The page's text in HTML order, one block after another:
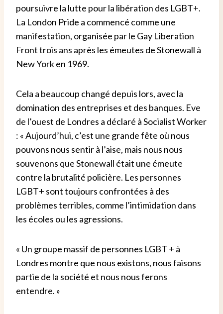
poursuivre la lutte pour la libération des LGBT+.
La London Pride a commencé comme une
manifestation, organisée par le Gay Liberation
Front trois ans après les émeutes de Stonewall à
New York en 1969.
Cela a beaucoup changé depuis lors, avec la
domination des entreprises et des banques. Eve
de l’ouest de Londres a déclaré à Socialist Worker
: « Aujourd’hui, c’est une grande fête où nous
pouvons nous sentir à l’aise, mais nous nous
souvenons que Stonewall était une émeute
contre la brutalité policière. Les personnes
LGBT+ sont toujours confrontées à des
problèmes terribles, comme l’intimidation dans
les écoles ou les agressions.
« Un groupe massif de personnes LGBT + à
Londres montre que nous existons, nous faisons
partie de la société et nous nous ferons
entendre. »